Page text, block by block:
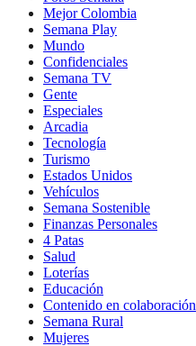
Mejor Colombia
Semana Play
Mundo
Confidenciales
Semana TV
Gente
Especiales
Arcadia
Tecnología
Turismo
Estados Unidos
Vehículos
Semana Sostenible
Finanzas Personales
4 Patas
Salud
Loterías
Educación
Contenido en colaboración
Semana Rural
Mujeres